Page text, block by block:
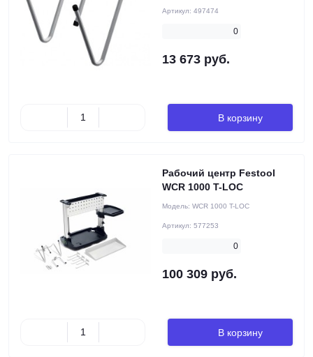
Артикул: 497474
0
13 673 руб.
В корзину
Рабочий центр Festool
WCR 1000 T-LOC
Модель: WCR 1000 T-LOC
Артикул: 577253
0
100 309 руб.
В корзину